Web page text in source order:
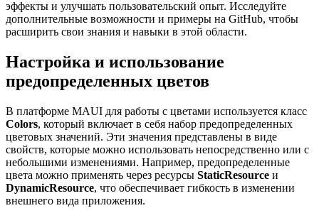
эффекты и улучшать пользовательский опыт. Исследуйте
дополнительные возможности и примеры на GitHub, чтобы
расширить свои знания и навыки в этой области.
Настройка и использование
предопределенных цветов
В платформе MAUI для работы с цветами используется класс
Colors, который включает в себя набор предопределенных
цветовых значений. Эти значения представлены в виде
свойств, которые можно использовать непосредственно или с
небольшими изменениями. Например, предопределенные
цвета можно применять через ресурсы StaticResource и
DynamicResource, что обеспечивает гибкость в изменении
внешнего вида приложения.